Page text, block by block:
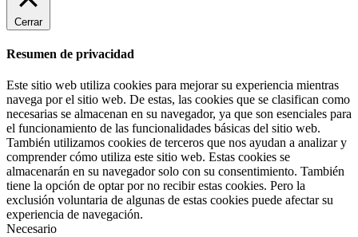
Cerrar
Resumen de privacidad
Este sitio web utiliza cookies para mejorar su experiencia mientras
navega por el sitio web. De estas, las cookies que se clasifican como
necesarias se almacenan en su navegador, ya que son esenciales para
el funcionamiento de las funcionalidades básicas del sitio web.
También utilizamos cookies de terceros que nos ayudan a analizar y
comprender cómo utiliza este sitio web. Estas cookies se
almacenarán en su navegador solo con su consentimiento. También
tiene la opción de optar por no recibir estas cookies. Pero la
exclusión voluntaria de algunas de estas cookies puede afectar su
experiencia de navegación.
Necesario